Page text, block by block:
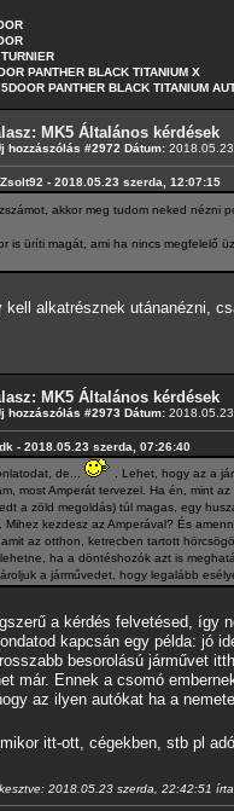
PANTHER BLACK TITANIUM X
PANTHER BLACK TITANIUM
MK5 Általános kérdések
hozzászólás #2972 Dátum:
- 2018.05.23 szerda, 12:07:15
akkor meg tudom neked nézni
is üríti magát, ami ha nincs megfelelő
kell alkatrésznek utánanézni,
MK5 Általános kérdések
hozzászólás #2973 Dátum:
- 2018.05.23 szerda, 07:26:40
de...
. Lehet, hogy az a
most Amperát tervezel. Ha én, mint
a zöld megoldás) túl magas, egy
Mihez kezdesz az Amperával? És
az otthon, ketrecben tartott
ha a döntéshozók azt is
a járművedet, hogy legalább
a kérdés felvetésed, így
kapcsán egy példa: jó
besorolású járművet
már. Ennek a csomó
az ilyen autókat ha a
itt-ott, cégekben, stb pl
2018.05.23 szerda, 22:42:51